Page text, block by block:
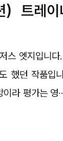
) 트레
스 엣지입니
했던 작품입
라 평가는